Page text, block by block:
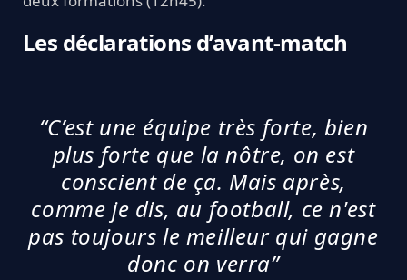
Les déclarations d’avant-match
“C’est une équipe très forte, bien
plus forte que la nôtre, on est
conscient de ça. Mais après,
comme je dis, au football, ce n'est
pas toujours le meilleur qui gagne
donc on verra”